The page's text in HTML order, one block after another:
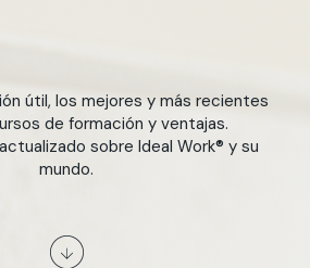
útil, los mejores y más recientes
de formación y ventajas.
sobre Ideal Work® y su
mundo.